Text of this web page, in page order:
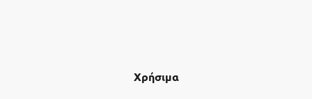
Χρήσιμα